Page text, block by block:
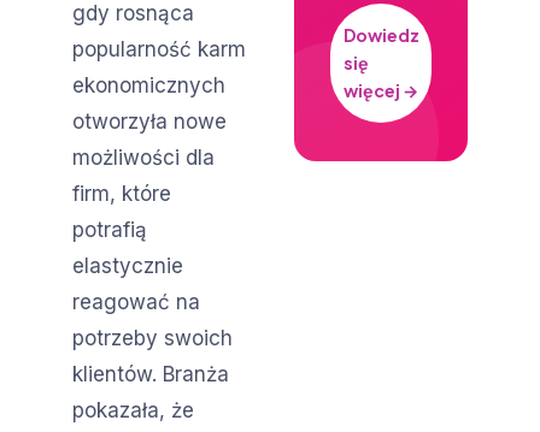
gdy rosnąca
popularność karm
ekonomicznych
otworzyła nowe
możliwości dla
firm, które
potrafią
elastycznie
reagować na
potrzeby swoich
klientów. Branża
pokazała, że
Dowiedz
się
więcej →